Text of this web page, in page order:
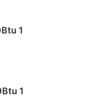
1
1